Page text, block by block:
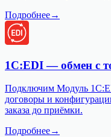
Подробнее→
1С:EDI — обмен с
Подключим Модуль
договоры и
заказа до приёмки.
Подробнее→